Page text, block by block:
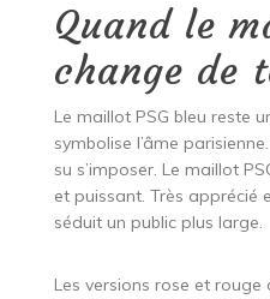
Quand le
change de
Le maillot PSG bleu reste
symbolise l’âme
su s’imposer. Le maillot
et puissant. Très apprécié
séduit un public plus large.
Les versions rose et